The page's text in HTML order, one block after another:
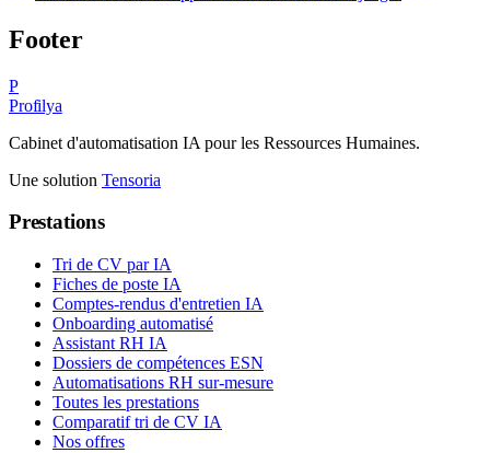
Footer
P
Profilya
Cabinet d'automatisation IA pour les Ressources Humaines.
Une solution Tensoria
Prestations
Tri de CV par IA
Fiches de poste IA
Comptes-rendus d'entretien IA
Onboarding automatisé
Assistant RH IA
Dossiers de compétences ESN
Automatisations RH sur-mesure
Toutes les prestations
Comparatif tri de CV IA
Nos offres